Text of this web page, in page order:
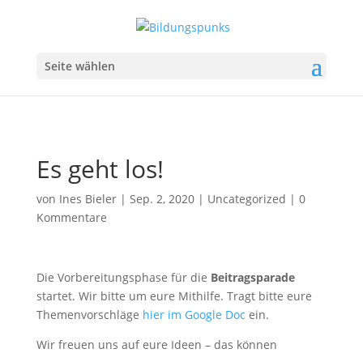
Seite wählen
Es geht los!
von Ines Bieler| Sep. 2, 2020| Uncategorized | 0
Kommentare
Die Vorbereitungsphase für die Beitragsparade
startet. Wir bitte um eure Mithilfe. Tragt bitte eure
Themenvorschläge hier im Google Doc ein.
Wir freuen uns auf eure Ideen – das können